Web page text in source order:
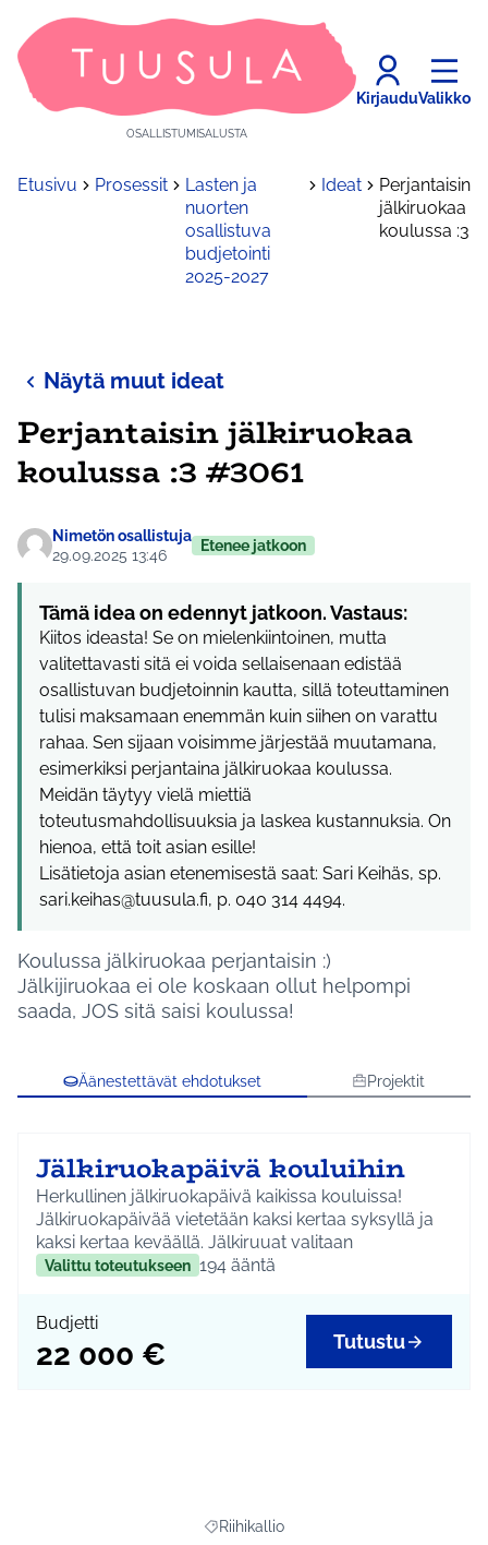
OSALLISTUMISALUSTA
KirjauduValikko
Etusivu Prosessit
Lasten ja
nuorten
osallistuva
budjetointi
2025-2027
Ideat
Perjantaisin
jälkiruokaa
koulussa :3
Näytä muut ideat
Perjantaisin jälkiruokaa
koulussa :3 #3061
Nimetön osallistuja
29.09.2025 13:46
Etenee jatkoon
Tämä idea on edennyt jatkoon. Vastaus:
Kiitos ideasta! Se on mielenkiintoinen, mutta
valitettavasti sitä ei voida sellaisenaan edistää
osallistuvan budjetoinnin kautta, sillä toteuttaminen
tulisi maksamaan enemmän kuin siihen on varattu
rahaa. Sen sijaan voisimme järjestää muutamana,
esimerkiksi perjantaina jälkiruokaa koulussa.
Meidän täytyy vielä miettiä
toteutusmahdollisuuksia ja laskea kustannuksia. On
hienoa, että toit asian esille!
Lisätietoja asian etenemisestä saat: Sari Keihäs, sp.
sari.keihas@tuusula.fi, p. 040 314 4494.
Koulussa jälkiruokaa perjantaisin :)
Jälkijiruokaa ei ole koskaan ollut helpompi
saada, JOS sitä saisi koulussa!
Äänestettävät ehdotukset Projektit
Jälkiruokapäivä kouluihin
Herkullinen jälkiruokapäivä kaikissa kouluissa!
Jälkiruokapäivää vietetään kaksi kertaa syksyllä ja
kaksi kertaa keväällä. Jälkiruuat valitaan
kouluruokaryhmissä.
Päivitys 22.5.2026
: Budjetti on muuttunut. Uusi
summa on 17 000 euroa, budjetti pienentyi
alkuperäisestä kustannusarviosta 5 000 eurolla
Valittu toteutukseen 194 ääntä
Budjetti
22 000 € Tutustu
Rajaa tulokset teeman mukaan:
Riihikallio